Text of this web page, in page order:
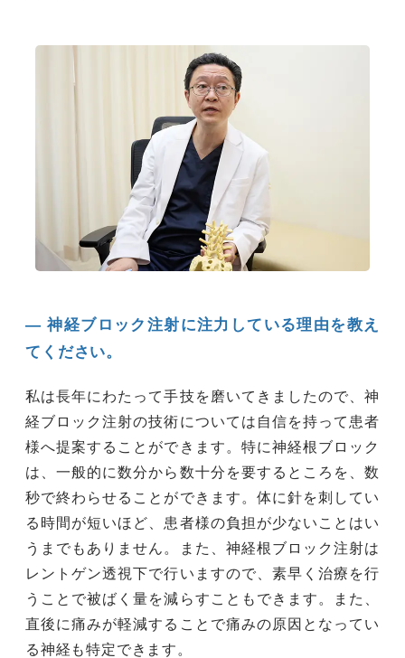
― 神経ブロック注射に注力している理由を教え
てください。
私は長年にわたって手技を磨いてきましたので、神
経ブロック注射の技術については自信を持って患者
様へ提案することができます。特に神経根ブロック
は、一般的に数分から数十分を要するところを、数
秒で終わらせることができます。体に針を刺してい
る時間が短いほど、患者様の負担が少ないことはい
うまでもありません。また、神経根ブロック注射は
レントゲン透視下で行いますので、素早く治療を行
うことで被ばく量を減らすこともできます。また、
直後に痛みが軽減することで痛みの原因となってい
る神経も特定できます。